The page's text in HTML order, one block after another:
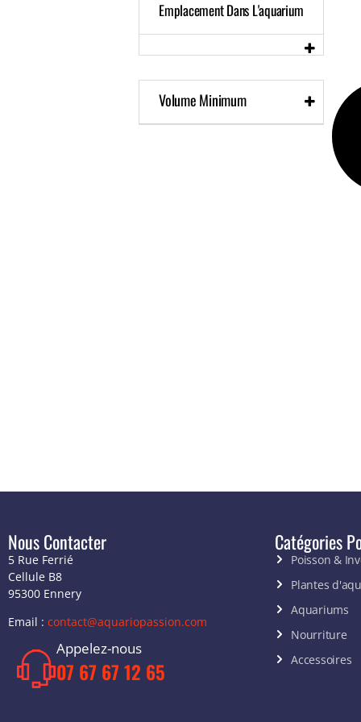
Emplacement Dans L'aquarium
Volume Minimum
Nous Contacter
5 Rue Ferrié
Cellule B8
95300 Ennery
Email : contact@aquariopassion.com
Appelez-nous
07 67 67 12 65
Catégories
Poisson &
Plantes
Aquariums
Nourriture
Accessoires